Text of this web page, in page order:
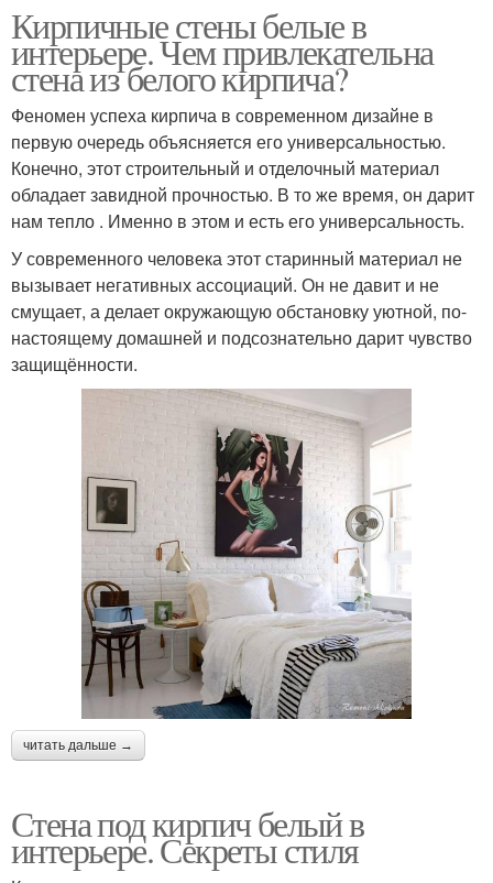
Кирпичные стены белые в
интерьере. Чем привлекательна
стена из белого кирпича?
Феномен успеха кирпича в современном дизайне в
первую очередь объясняется его универсальностью.
Конечно, этот строительный и отделочный материал
обладает завидной прочностью. В то же время, он дарит
нам тепло . Именно в этом и есть его универсальность.
У современного человека этот старинный материал не
вызывает негативных ассоциаций. Он не давит и не
смущает, а делает окружающую обстановку уютной, по-
настоящему домашней и подсознательно дарит чувство
защищённости.
читать дальше →
Стена под кирпич белый в
интерьере. Секреты стиля